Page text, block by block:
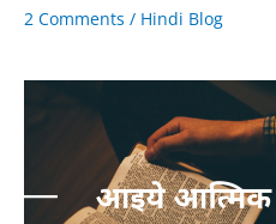
2 Comments / Hindi Blog